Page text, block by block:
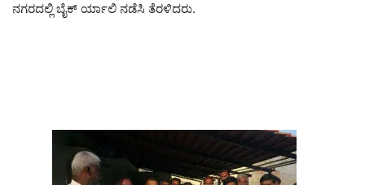
ನಗರದಲ್ಲಿ ಬೈಕ್ ರ್ಯಾಲಿ ನಡೆಸಿ ತೆರಳಿದರು.